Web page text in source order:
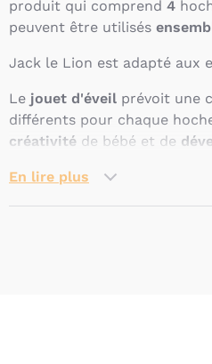
produit qui comprend 4
peuvent être utilisés
Jack le Lion est adapté aux
Le jouet d'éveil prévoit une
différents pour chaque
créativité de bébé et de
En lire plus